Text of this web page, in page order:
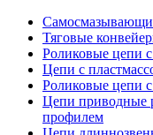
Тяговые
Роликовые цепи
Цепи с
Роликовые цепи
Цепи приводные
профилем